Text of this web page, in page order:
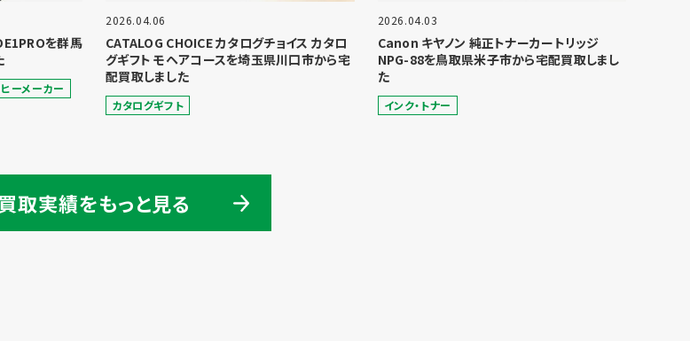
を群馬
ーメーカー
2026.04.06
CATALOG CHOICE カタログチョイス カタロ
グギフト モヘアコースを埼玉県川口市から宅
配買取しました
カタログギフト
2026.04.03
Canon キヤノン 純正トナーカートリッジ
NPG-88を鳥取県米子市から宅配買取しまし
た
インク・トナー
買取実績をもっと見る